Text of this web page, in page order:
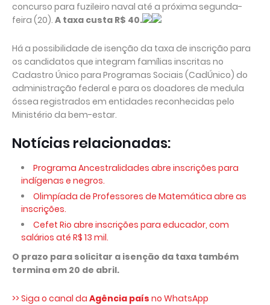
concurso para fuzileiro naval até a próxima segunda-
feira (20). A taxa custa R$ 40.
Há a possibilidade de isenção da taxa de inscrição para
os candidatos que integram famílias inscritas no
Cadastro Único para Programas Sociais (CadÚnico) do
administração federal e para os doadores de medula
óssea registrados em entidades reconhecidas pelo
Ministério da bem-estar.
Notícias relacionadas:
Programa Ancestralidades abre inscrições para
indígenas e negros.
Olimpíada de Professores de Matemática abre as
inscrições.
Cefet Rio abre inscrições para educador, com
salários até R$ 13 mil.
O prazo para solicitar a isenção da taxa também
termina em 20 de abril.
>> Siga o canal da Agência país no WhatsApp